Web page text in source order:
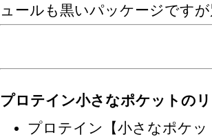
ュールも黒いパッケージです
プロテイン小さなポケットの
プロテイン【小さなポケ